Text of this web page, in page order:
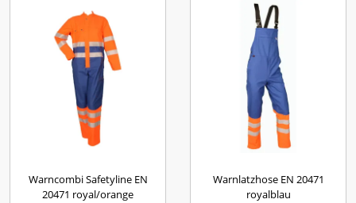
Warncombi Safetyline EN
20471 royal/orange
Warnlatzhose EN 20471
royalblau